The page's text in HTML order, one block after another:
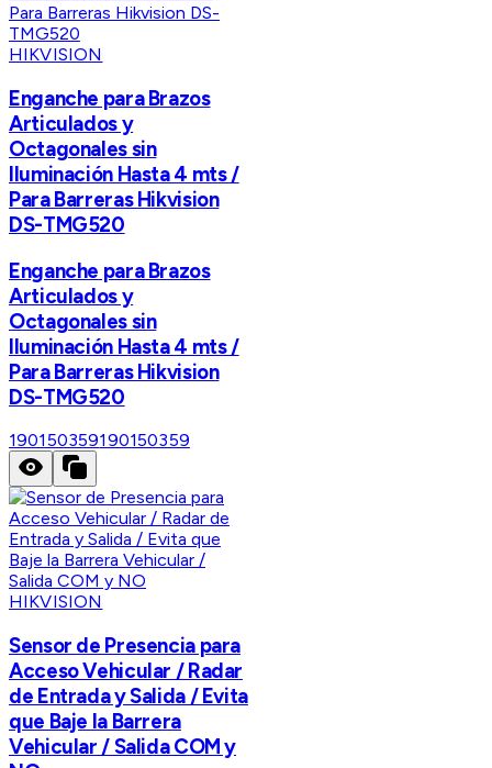
HIKVISION
Enganche para Brazos
Articulados y
Octagonales sin
Iluminación Hasta 4 mts /
Para Barreras Hikvision
DS-TMG520
Enganche para Brazos
Articulados y
Octagonales sin
Iluminación Hasta 4 mts /
Para Barreras Hikvision
DS-TMG520
190150359190150359
HIKVISION
Sensor de Presencia para
Acceso Vehicular / Radar
de Entrada y Salida / Evita
que Baje la Barrera
Vehicular / Salida COM y